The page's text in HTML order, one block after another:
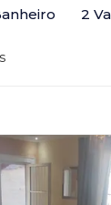
2